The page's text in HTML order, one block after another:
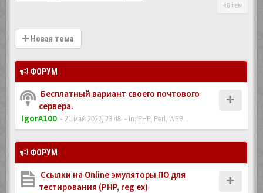
46 тем
Новая тема
ФОРУМ
Бесплатный вариант своего почтового
сервера.
IgorA100 - 21 май 2022, 23:48 - In: PHP, Perl, WEB...
ФОРУМ
Ссылки на Online эмуляторы ПО для
тестирования (PHP, reg ex)